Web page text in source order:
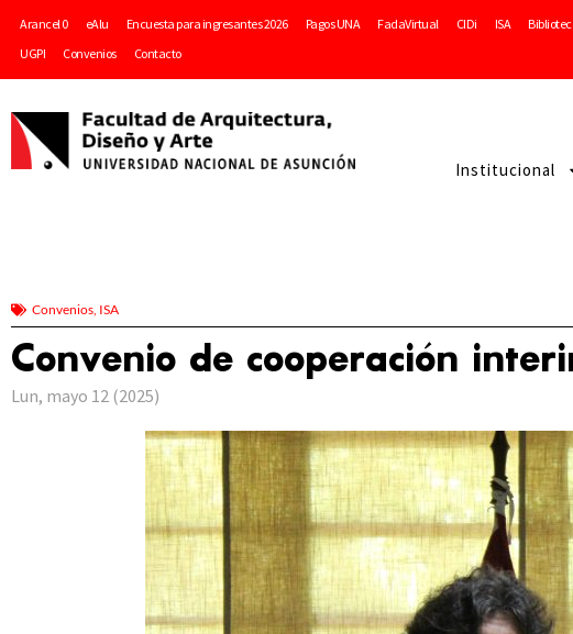
Arancel 0 eAlu Encuesta para ingresantes 2026 Pagos UNA FadaVirtual CIDi ISA
UGPI
Convenios Contacto
Institucional
Convenios, ISA
Convenio de cooperación
Lun, mayo 12 (2025)